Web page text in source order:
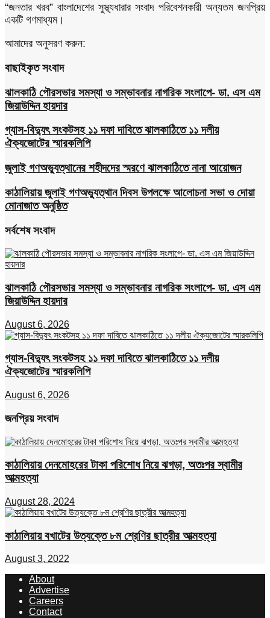
“জনতার খরব” বাংলাদেশের সুস্থ্যধারার সংবাদ পরিবেশনকারী অন্যতম জনপ্রিয়
একটি গণমাধ্যম।
আমাদের অনুসরণ করুন:
বাছাইকৃত সংবাদ
ঝালকাঠি পৌরসভার সমস্যা ও সম্ভাবনার নাগরিক সংলাপে- ডা. এস এম
জিয়াউদ্দিন হায়দার
গ্যাস-বিদ্যুৎ সংকটসহ ১১ দফা দাবিতে ঝালকাঠিতে ১১ দলীয়
ঐক্যজোটের স্মারকলিপি
জুলাই গণঅভ্যুত্থানের শহীদদের স্মরণে ঝালকাঠিতে নানা আয়োজন
কাঠালিয়ায় জুলাই গণঅভ্যুত্থান দিবস উপলক্ষে আলোচনা সভা ও দোয়া
মোনাজাত অনুষ্ঠিত
সর্বশেষ সংবাদ
ঝালকাঠি পৌরসভার সমস্যা ও সম্ভাবনার নাগরিক সংলাপে- ডা. এস এম
জিয়াউদ্দিন হায়দার
August 6, 2026
গ্যাস-বিদ্যুৎ সংকটসহ ১১ দফা দাবিতে ঝালকাঠিতে ১১ দলীয়
ঐক্যজোটের স্মারকলিপি
August 6, 2026
জনপ্রিয় সংবাদ
কাঠালিয়ায় দেনমোহরের টাকা পরিশোধ নিয়ে ঝগড়া, অতঃপর স্বামীর
আত্মহত্যা
August 28, 2024
কাঠালিয়ায় বখাটের উত্যক্তে ৮ম শ্রেণির ছাত্রীর আত্মহত্যা
August 3, 2022
About
Advertise
Careers
Contact